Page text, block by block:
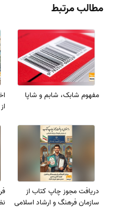
مطالب مرتبط
مفهوم شابک، شابم و شاپا
دریافت مجوز چاپ کتاب از
سازمان فرهنگ و ارشاد اسلامی